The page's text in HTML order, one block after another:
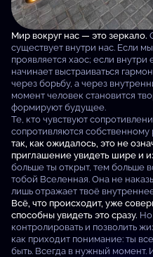
Мир вокруг нас — это зеркало.
существует внутри нас. Если
проявляется хаос; если
начинает выстраиваться
через борьбу, а через
момент человек становится
формируют будущее.
Те, кто чувствуют
сопротивляются собственному
так, как ожидалось, это не
приглашение увидеть шире и
больше ты открыт, тем больше
тобой Вселенная. Она не
лишь отражает твоё
Всё, что происходит, уже
способны увидеть это сразу. Но
контролировать и позволить
как приходит понимание: ты
быть. Всегда в нужный момент.